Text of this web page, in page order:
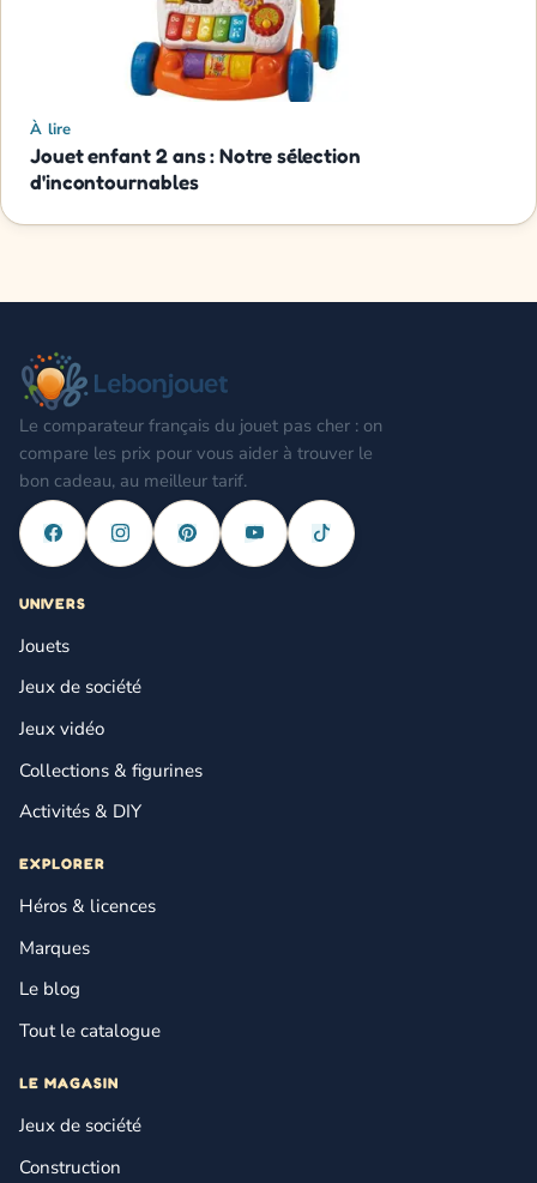
À lire
Jouet enfant 2 ans : Notre sélection
d'incontournables
Le comparateur français du jouet pas cher : on
compare les prix pour vous aider à trouver le
bon cadeau, au meilleur tarif.
UNIVERS
Jouets
Jeux de société
Jeux vidéo
Collections & figurines
Activités & DIY
EXPLORER
Héros & licences
Marques
Le blog
Tout le catalogue
LE MAGASIN
Jeux de société
Construction